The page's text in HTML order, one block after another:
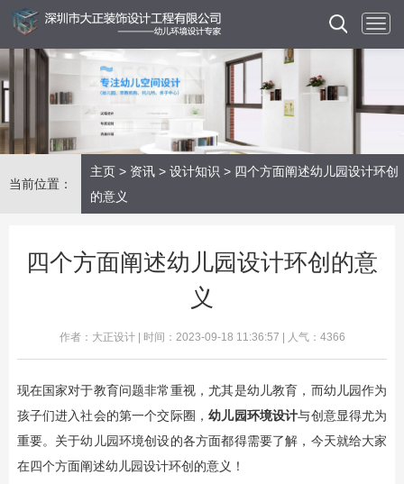
当前位置：
主页 > 资讯 > 设计知识 > 四个方面阐述幼儿园设计环创
的意义
四个方面阐述幼儿园设计环创的意
义
作者：大正设计 | 时间：2023-09-18 11:36:57 | 人气：4366
现在国家对于教育问题非常重视，尤其是幼儿教育，而幼儿园作为
孩子们进入社会的第一个交际圈，幼儿园环境设计与创意显得尤为
重要。关于幼儿园环境创设的各方面都得需要了解，今天就给大家
在四个方面阐述幼儿园设计环创的意义！